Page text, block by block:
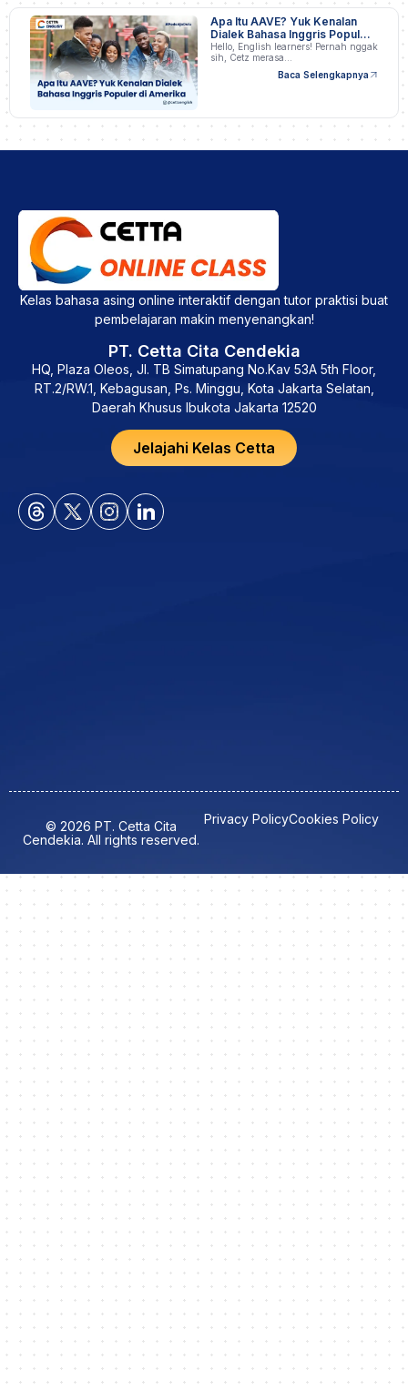
Apa Itu AAVE? Yuk Kenalan
Dialek Bahasa Inggris Populer
di Amerika
Hello, English learners! Pernah nggak
sih, Cetz merasa…
Baca Selengkapnya
Kelas bahasa asing online interaktif dengan tutor praktisi buat
pembelajaran makin menyenangkan!
PT. Cetta Cita Cendekia
HQ, Plaza Oleos, Jl. TB Simatupang No.Kav 53A 5th Floor,
RT.2/RW.1, Kebagusan, Ps. Minggu, Kota Jakarta Selatan,
Daerah Khusus Ibukota Jakarta 12520
Jelajahi Kelas Cetta
© 2026 PT. Cetta Cita
Cendekia. All rights reserved.
Privacy PolicyCookies Policy